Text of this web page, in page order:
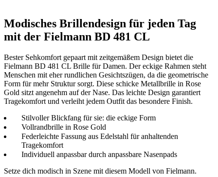
Modisches Brillendesign für jeden Tag
mit der Fielmann BD 481 CL
Bester Sehkomfort gepaart mit zeitgemäßem Design bietet die
Fielmann BD 481 CL Brille für Damen. Der eckige Rahmen steht
Menschen mit eher rundlichen Gesichtszügen, da die geometrische
Form für mehr Struktur sorgt. Diese schicke Metallbrille in Rose
Gold sitzt angenehm auf der Nase. Das leichte Design garantiert
Tragekomfort und verleiht jedem Outfit das besondere Finish.
Stilvoller Blickfang für sie: die eckige Form
Vollrandbrille in Rose Gold
Federleichte Fassung aus Edelstahl für anhaltenden
Tragekomfort
Individuell anpassbar durch anpassbare Nasenpads
Setze dich modisch in Szene mit diesem Modell von Fielmann.